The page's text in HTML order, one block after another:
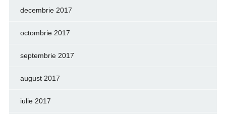
decembrie 2017
octombrie 2017
septembrie 2017
august 2017
iulie 2017